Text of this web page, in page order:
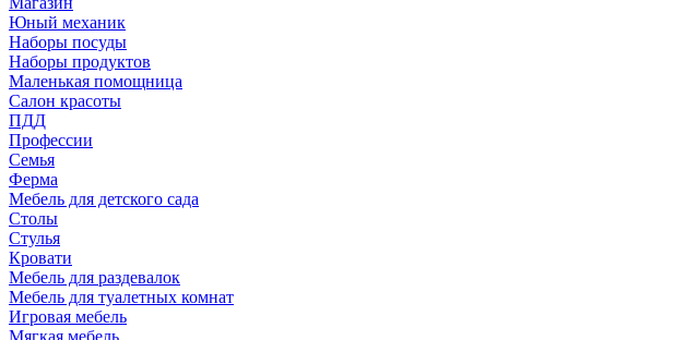
Юный механик
Наборы посуды
Наборы продуктов
Маленькая помощница
Салон красоты
ПДД
Профессии
Семья
Ферма
Мебель для детского сада
Столы
Cтулья
Кровати
Мебель для раздевалок
Мебель для туалетных комнат
Игровая мебель
Мягкая мебель